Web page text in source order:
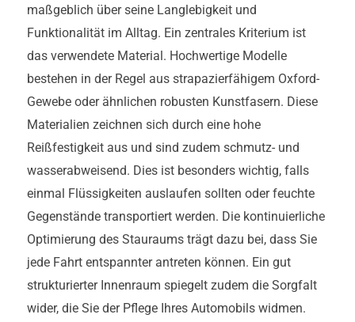
maßgeblich über seine Langlebigkeit und
Funktionalität im Alltag. Ein zentrales Kriterium ist
das verwendete Material. Hochwertige Modelle
bestehen in der Regel aus strapazierfähigem Oxford-
Gewebe oder ähnlichen robusten Kunstfasern. Diese
Materialien zeichnen sich durch eine hohe
Reißfestigkeit aus und sind zudem schmutz- und
wasserabweisend. Dies ist besonders wichtig, falls
einmal Flüssigkeiten auslaufen sollten oder feuchte
Gegenstände transportiert werden. Die kontinuierliche
Optimierung des Stauraums trägt dazu bei, dass Sie
jede Fahrt entspannter antreten können. Ein gut
strukturierter Innenraum spiegelt zudem die Sorgfalt
wider, die Sie der Pflege Ihres Automobils widmen.